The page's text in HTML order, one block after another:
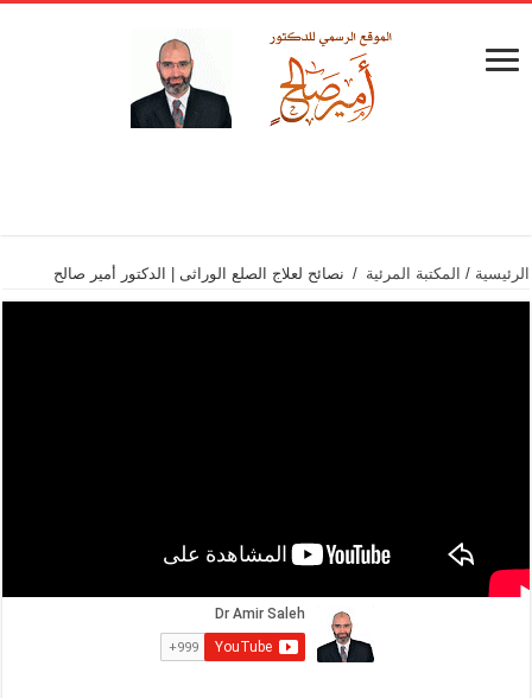
الرئيسية / المكتبة المرئية / نصائح لعلاج الصلع الوراثى | الدكتور أمير صالح